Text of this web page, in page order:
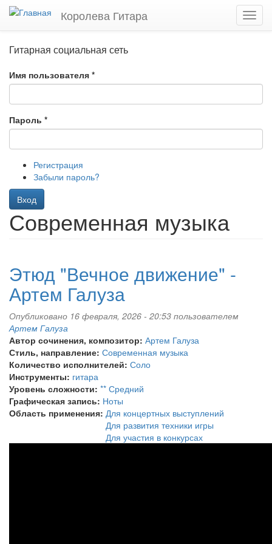
Перейти
Королева Гитара
Гитарная социальная сеть
Имя пользователя *
Пароль *
Регистрация
Забыли пароль?
Вход
Современная музыка
Этюд "Вечное движение" -
Артем Галуза
Опубликовано 16 февраля, 2026 - 20:53 пользователем
Артем Галуза
Автор сочинения, композитор: Артем Галуза
Стиль, направление: Современная музыка
Количество исполнителей: Соло
Инструменты: гитара
Уровень сложности: ** Средний
Графическая запись: Ноты
Область применения: Для концертных выступлений
Для развития техники игры
Для участия в конкурсах